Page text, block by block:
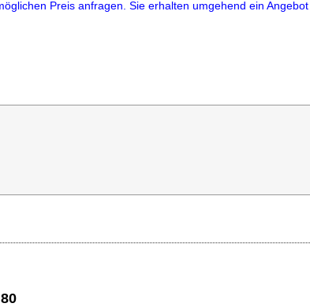
Preis anfragen. Sie erhalten umgehend ein